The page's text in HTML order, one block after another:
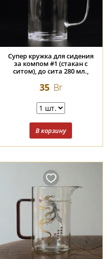
Супер кружка для сидения
за компом #1 (стакан с
ситом), до сита 280 мл.,
35 Br